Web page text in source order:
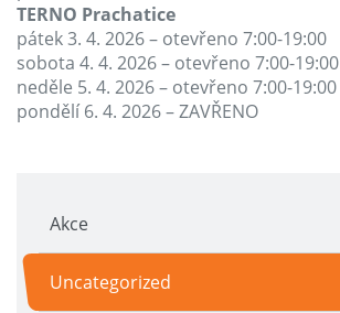
TERNO Prachatice
pátek 3. 4. 2026 – otevřeno 7:00-19:00
sobota 4. 4. 2026 – otevřeno 7:00-19:00
neděle 5. 4. 2026 – otevřeno 7:00-19:00
pondělí 6. 4. 2026 – ZAVŘENO
Akce
Uncategorized